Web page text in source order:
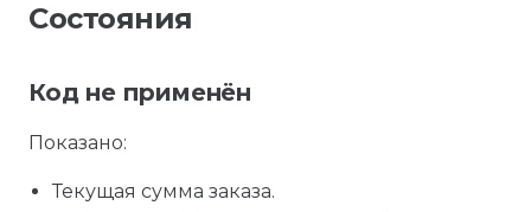
Состояния
Код не применён
Показано:
Текущая сумма заказа.